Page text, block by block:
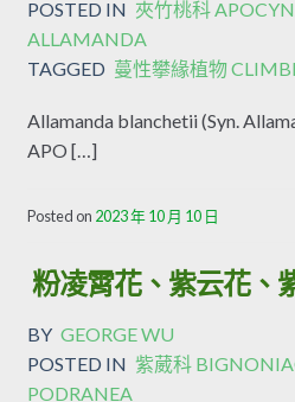
POSTED IN 夾竹桃科
ALLAMANDA
TAGGED 蔓性攀緣植物
Allamanda blanchetii (Syn.
APO […]
Posted on 2023 年 10 月 10 日
粉凌霄花、紫云花、
BY GEORGE WU
POSTED IN 紫葳科
PODRANEA